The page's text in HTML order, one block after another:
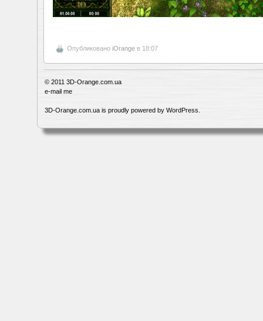
Опубликовано iOrangeв 18:07
© 2011 3D-Orange.com.ua
e-mail me
3D-Orange.com.ua is proudly powered by WordPress